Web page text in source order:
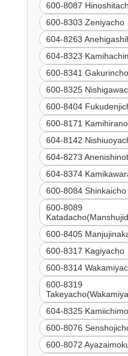
600-8087
600-8303 Zeniyacho
604-8263
604-8323
600-8341 Gakurincho
600-8325
600-8404
600-8171
604-8142
604-8273
604-8374
600-8084 Shinkaicho
600-8089
600-8405
600-8317 Kagiyacho
600-8314
600-8319
604-8325
600-8076
600-8072